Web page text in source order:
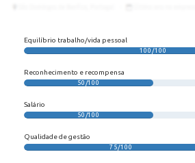
Equilíbrio trabalho/vida pessoal
100/100
Reconhecimento e recompensa
50/100
Salário
50/100
Qualidade de gestão
75/100